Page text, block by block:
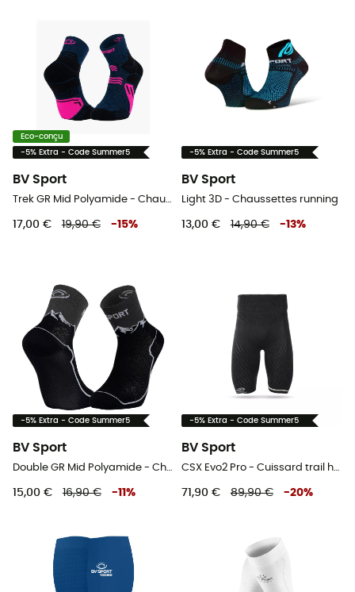
Eco-conçu
-5% Extra - Code Summer5
BV Sport
17,00 € 19,90 € -15%
-5% Extra - Code Summer5
BV Sport
Light 3D - Chaussettes running
13,00 € 14,90 € -13%
-5% Extra - Code Summer5
BV Sport
15,00 € 16,90 € -11 %
-5% Extra - Code Summer5
BV Sport
71,90 € 89,90 € -20%